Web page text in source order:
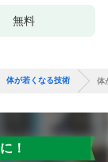
無料
体が若くなる技術 体
！